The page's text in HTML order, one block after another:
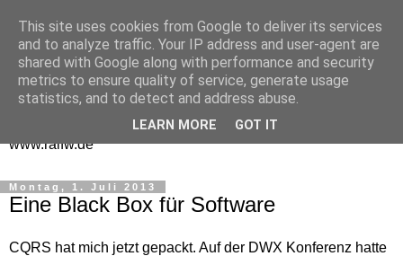
One Man Think Tank
Gedanken
Spontanes und Überlegtes aus meinem "Denkraum" -
www.ralfw.de
Montag, 1. Juli 2013
Eine Black Box für Software
CQRS hat mich jetzt gepackt. Auf der DWX Konferenz hatte
This site uses cookies from Google to deliver its services
and to analyze traffic. Your IP address and user-agent are
shared with Google along with performance and security
metrics to ensure quality of service, generate usage
statistics, and to detect and address abuse.
LEARN MORE GOT IT